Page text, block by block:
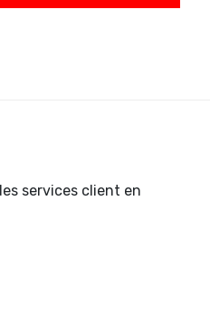
services client en